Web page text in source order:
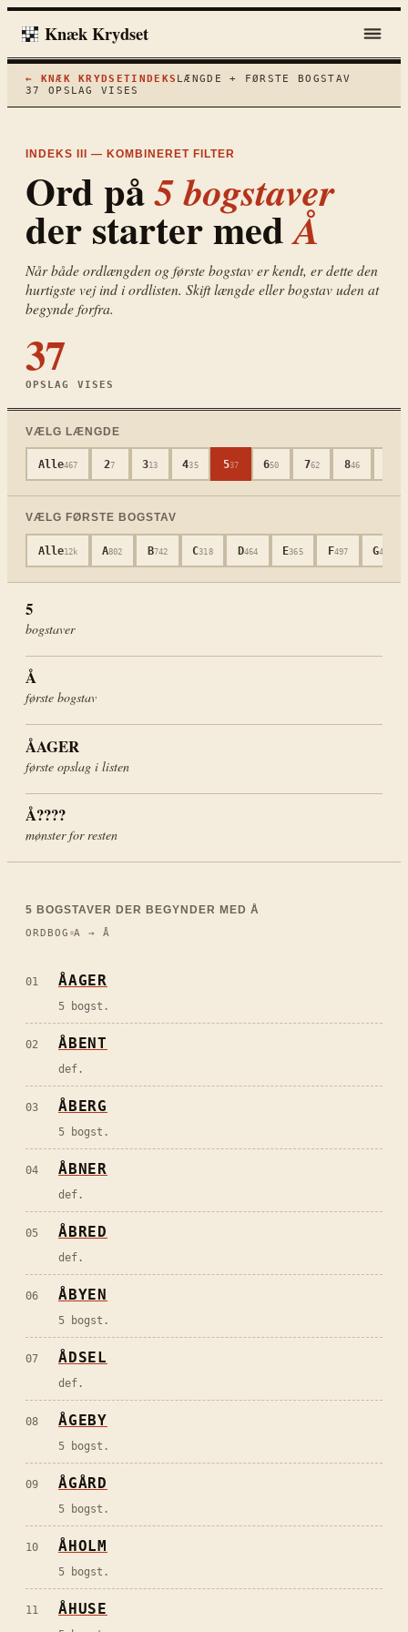
Knæk Krydset
← KNÆK KRYDSETINDEKS LÆNGDE + FØRSTE BOGSTAV
37
OPSLAG VISES
INDEKS III — KOMBINERET FILTER
Ord på5bogstaver
der starter medÅ
Når både ordlængden og første bogstav er kendt, er dette den
hurtigste vej ind i ordlisten. Skift længde eller bogstav uden at
begynde forfra.
37
OPSLAG VISES
VÆLG LÆNGDE
Alle467 27 313 435 537 650 762 846
VÆLG FØRSTE BOGSTAV
Alle12k A802 B742 C318 D464 E365 F497 G472
5
bogstaver
Å
første bogstav
ÅAGER
første opslag i listen
Å????
mønster for resten
5 BOGSTAVER DER BEGYNDER MED Å
ORDBOG A → Å
01 ÅAGER
5 bogst.
02 ÅBENT
def.
03 ÅBERG
5 bogst.
04 ÅBNER
def.
05 ÅBRED
def.
06 ÅBYEN
5 bogst.
07 ÅDSEL
def.
08 ÅGEBY
5 bogst.
09 ÅGÅRD
5 bogst.
10 ÅHOLM
5 bogst.
11 ÅHUSE